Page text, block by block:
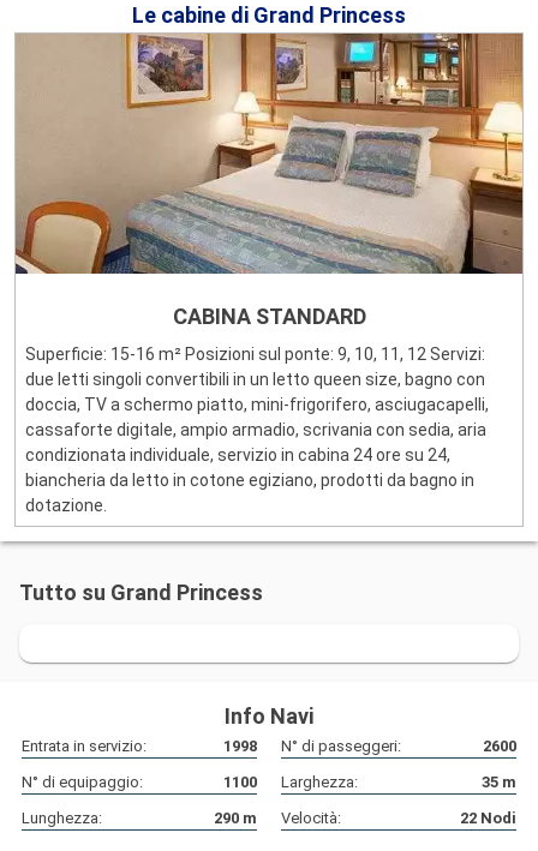
Le cabine di Grand Princess
CABINA STANDARD
Superficie: 15-16 m² Posizioni sul ponte: 9, 10, 11, 12 Servizi:
due letti singoli convertibili in un letto queen size, bagno con
doccia, TV a schermo piatto, mini-frigorifero, asciugacapelli,
cassaforte digitale, ampio armadio, scrivania con sedia, aria
condizionata individuale, servizio in cabina 24 ore su 24,
biancheria da letto in cotone egiziano, prodotti da bagno in
dotazione.
Tutto su Grand Princess
Info Navi
Entrata in servizio: 1998 N° di passeggeri:
2600
N° di equipaggio:
1100 Larghezza: 35 m
Lunghezza:
290 m Velocità: 22 Nodi